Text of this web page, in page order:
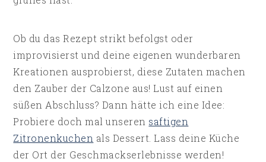
Ob du das Rezept strikt befolgst oder
improvisierst und deine eigenen wunderbaren
Kreationen ausprobierst, diese Zutaten machen
den Zauber der Calzone aus! Lust auf einen
süßen Abschluss? Dann hätte ich eine Idee:
Probiere doch mal unseren saftigen
Zitronenkuchen als Dessert. Lass deine Küche
der Ort der Geschmackserlebnisse werden!